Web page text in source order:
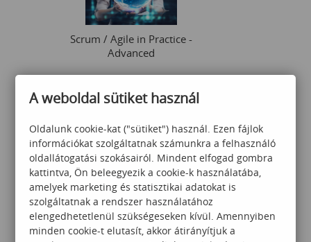
Scrum / Agile in Practice -
Advanced
Haladó Python programozás
A weboldal sütiket használ
Oldalunk cookie-kat ("sütiket") használ. Ezen fájlok
információkat szolgáltatnak számunkra a felhasználó
oldallátogatási szokásairól. Mindent elfogad gombra
kattintva, Ön beleegyezik a cookie-k használatába,
amelyek marketing és statisztikai adatokat is
szolgáltatnak a rendszer használatához
elengedhetetlenül szükségeseken kívül. Amennyiben
minden cookie-t elutasít, akkor átirányítjuk a